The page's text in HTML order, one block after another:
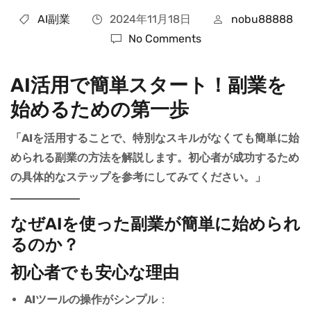
AI副業 2024年11月18日
nobu88888
No Comments
AI活用で簡単スタート！副業を
始めるための第一歩
「AIを活用することで、特別なスキルがなくても簡単に始
められる副業の方法を解説します。初心者が成功するため
の具体的なステップを参考にしてみてください。」
なぜAIを使った副業が簡単に始められ
るのか？
初心者でも安心な理由
AIツールの操作がシンプル：